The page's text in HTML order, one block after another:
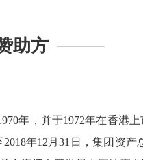
助方
年，并于1972年在香港
年12月31日，集团资产